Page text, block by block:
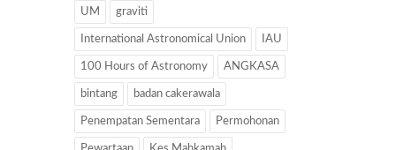
UM graviti
International Astronomical Union IAU
100 Hours of Astronomy ANGKASA
bintang badan cakerawala
Penempatan Sementara Permohonan